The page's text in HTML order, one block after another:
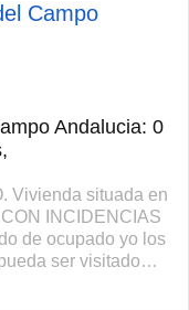
Campo
Andalucia: 0
Vivienda situada en
INCIDENCIAS
de ocupado yo los
ser visitado